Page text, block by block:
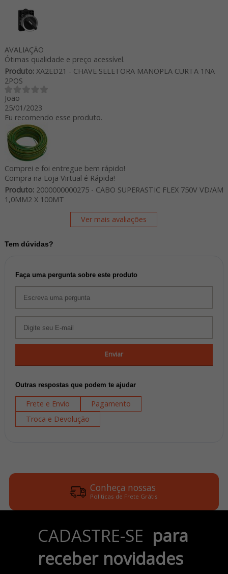
AVALIAÇÃO
Ótimas qualidade e preço acessível.
Produto:XA2ED21 - CHAVE SELETORA MANOPLA CURTA 1NA
2POS
João
25/01/2023
Eu recomendo esse produto.
Comprei e foi entregue bem rápido!
Compra na Loja Virtual é Rápida!
Produto:2000000000275 - CABO SUPERASTIC FLEX 750V VD/AM
1,0MM2 X 100MT
Ver mais avaliações
Tem dúvidas?
Faça uma pergunta sobre este produto
Enviar
Outras respostas que podem te ajudar
Frete e Envio
Pagamento
Troca e Devolução
Conheça nossas
Politicas de Frete Grátis
no Cartão de Crédito
Pix e Boleto
CADASTRE-SE para
receber novidades